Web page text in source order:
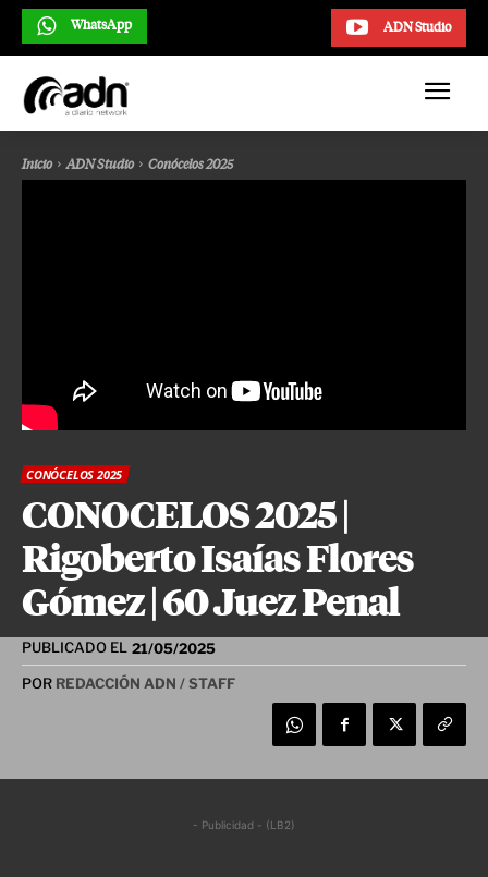
ADN Studio
WhatsApp
Inicio ADN Studio Conócelos 2025
CONÓCELOS 2025
CONOCELOS 2025 |
Rigoberto Isaías Flores
Gómez | 60 Juez Penal
PUBLICADO EL 21/05/2025
POR REDACCIÓN ADN / STAFF
- Publicidad - (LB2)